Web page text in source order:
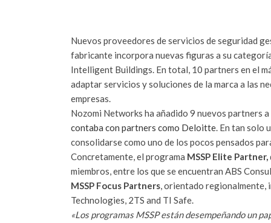
Nuevos proveedores de servicios de seguridad
fabricante incorpora nuevas figuras a su
Intelligent Buildings. En total, 10 partners en el
adaptar servicios y soluciones de la marca a las
empresas.
Nozomi Networks ha añadido 9 nuevos partners a
contaba con partners como Deloitte. En tan solo
consolidarse como uno de los pocos pensados
Concretamente, el programa MSSP Elite Partner,
miembros, entre los que se encuentran ABS
MSSP Focus Partners, orientado regionalmente,
Technologies, 2TS and TI Safe.
«Los programas MSSP están desempeñando un